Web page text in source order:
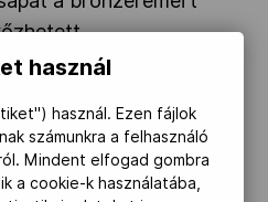
is történt
Peterdi vívott,
előtt Berta Dániel,
használ
használ. Ezen fájlok
számunkra a felhasználó
Mindent elfogad gombra
a cookie-k használatába,